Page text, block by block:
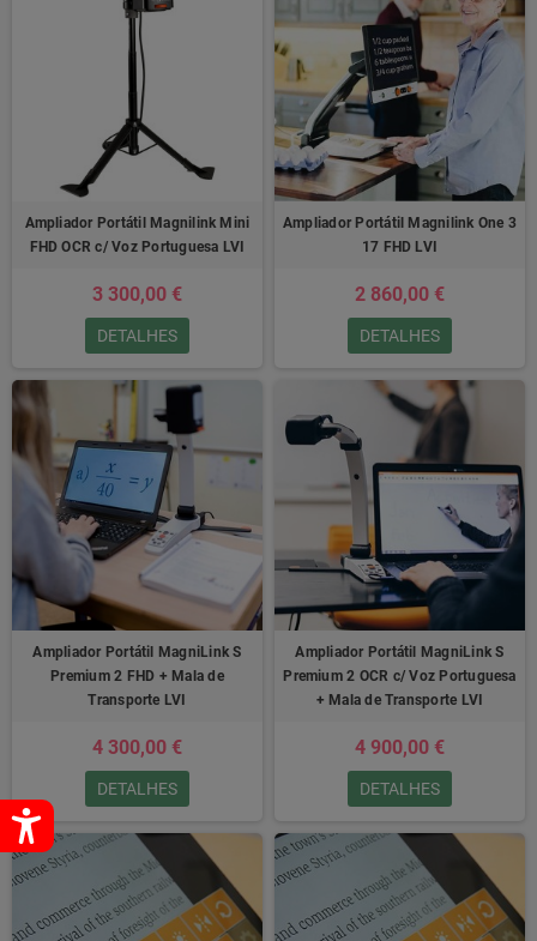
Ampliador Portátil Magnilink Mini
FHD OCR c/ Voz Portuguesa LVI
3 300,00 €
DETALHES
Ampliador Portátil Magnilink One 3
17 FHD LVI
2 860,00 €
DETALHES
Ampliador Portátil MagniLink S
Premium 2 FHD + Mala de
Transporte LVI
4 300,00 €
DETALHES
Ampliador Portátil MagniLink S
Premium 2 OCR c/ Voz Portuguesa
+ Mala de Transporte LVI
4 900,00 €
DETALHES